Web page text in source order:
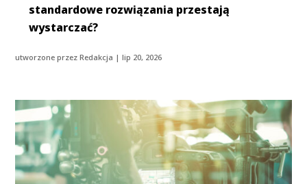
standardowe rozwiązania przestają
wystarczać?
utworzone przezRedakcja |lip 20, 2026